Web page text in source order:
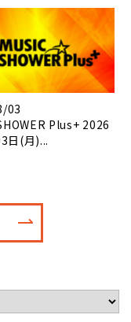
03
Plus+ 2026
日(月)...